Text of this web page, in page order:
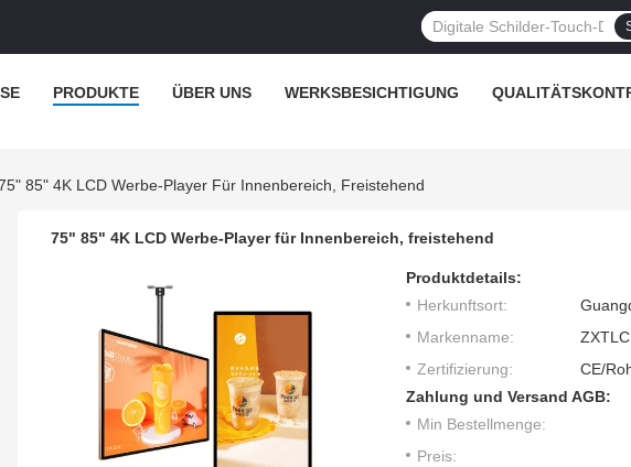
PRODUKTE ÜBER UNS WERKSBESICHTIGUNG
85" 4K LCD Werbe-Player Für Innenbereich, Freistehend
75" 85" 4K LCD Werbe-Player für Innenbereich, freistehend
Produktdetails:
Herkunftsort:
Markenname:
Zertifizierung:
CE/
Zahlung und Versand AGB:
Min Bestellmenge:
Preis: